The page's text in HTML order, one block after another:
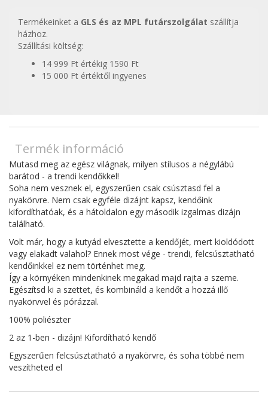
Termékeinket a GLS és az MPL futárszolgálat szállítja
házhoz.
Szállítási költség:
14 999 Ft értékig 1590 Ft
15 000 Ft értéktől ingyenes
Termék információ
Mutasd meg az egész világnak, milyen stílusos a négylábú
barátod - a trendi kendőkkel!
Soha nem vesznek el, egyszerűen csak csúsztasd fel a
nyakörvre. Nem csak egyféle dizájnt kapsz, kendőink
kifordíthatóak, és a hátoldalon egy második izgalmas dizájn
található.
Volt már, hogy a kutyád elvesztette a kendőjét, mert kioldódott
vagy elakadt valahol? Ennek most vége - trendi, felcsúsztatható
kendőinkkel ez nem történhet meg.
Így a környéken mindenkinek megakad majd rajta a szeme.
Egészítsd ki a szettet, és kombináld a kendőt a hozzá illő
nyakörvvel és pórázzal.
100% poliészter
2 az 1-ben - dizájn! Kifordítható kendő
Egyszerűen felcsúsztatható a nyakörvre, és soha többé nem
veszítheted el